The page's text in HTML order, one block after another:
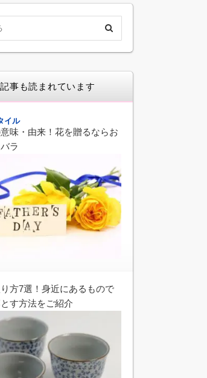
事も読まれています
イル
味・由来！花を贈るならお
ラ
方7選！身近にあるもので
す方法をご紹介